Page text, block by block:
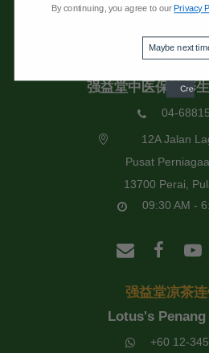
11600 Pulau
09:30 AM -
强益堂中医保健养
04-
12A Jalan
Pusat
13700 Perai,
09:30 AM -
强益堂凉茶
Lotus's Penang
+60 12-
By continuing, you agree to our Privacy
Maybe next